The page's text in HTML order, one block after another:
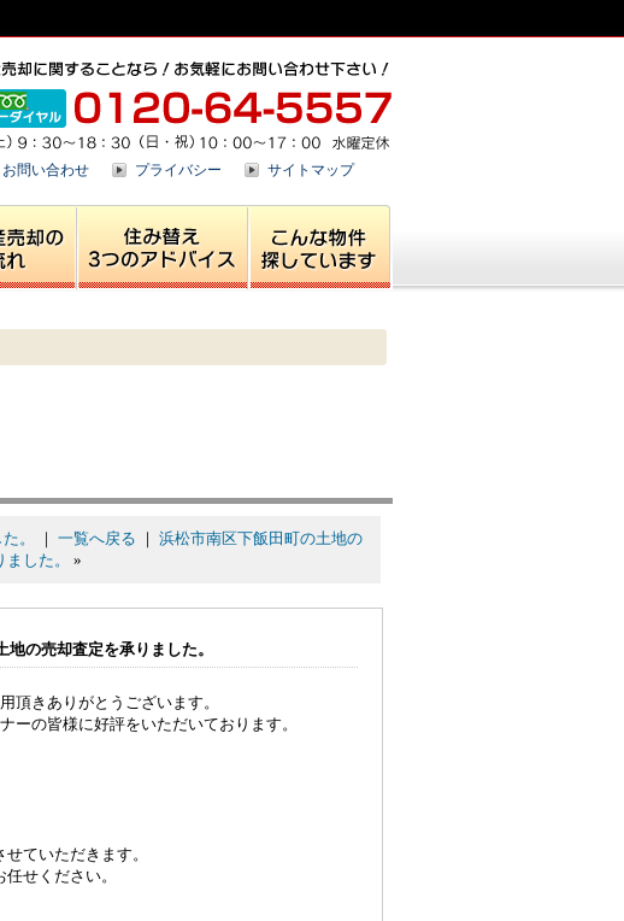
お問い合わせ プライバシー サイトマップ
。 ｜ 一覧へ戻る ｜ 浜松市南区下飯田町の土地の
した。
»
の売却査定を承りました。
頂きありがとうございます。
ーの皆様に好評をいただいております。
ていただきます。
せください。